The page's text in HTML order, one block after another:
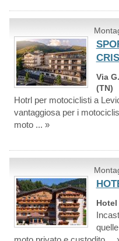
Via
(TN)
Hotrl per motociclisti a
vantaggiosa per i
moto ... »